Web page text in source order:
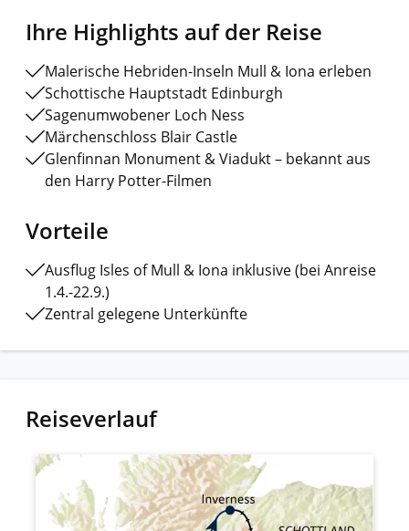
Ihre Highlights auf der Reise
Malerische Hebriden-Inseln Mull & Iona erleben
Schottische Hauptstadt Edinburgh
Sagenumwobener Loch Ness
Märchenschloss Blair Castle
Glenfinnan Monument & Viadukt – bekannt aus
den Harry Potter-Filmen
Vorteile
Ausflug Isles of Mull & Iona inklusive (bei Anreise
1.4.-22.9.)
Zentral gelegene Unterkünfte
Reiseverlauf